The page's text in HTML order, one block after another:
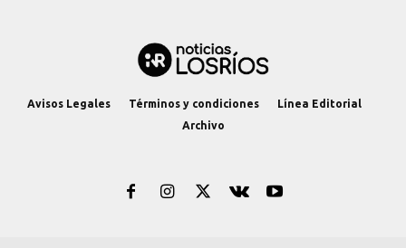
Avisos Legales Términos y condiciones
Línea Editorial
Archivo